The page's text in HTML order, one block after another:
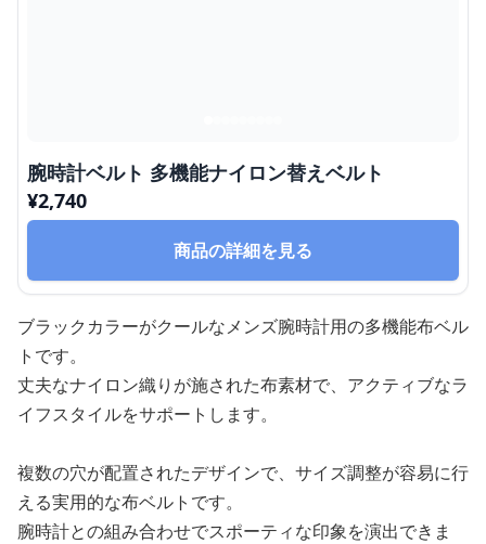
腕時計ベルト 多機能ナイロン替えベルト
¥2,740
商品の詳細を見る
ブラックカラーがクールなメンズ腕時計用の多機能布ベル
トです。
丈夫なナイロン織りが施された布素材で、アクティブなラ
イフスタイルをサポートします。
複数の穴が配置されたデザインで、サイズ調整が容易に行
える実用的な布ベルトです。
腕時計との組み合わせでスポーティな印象を演出できま